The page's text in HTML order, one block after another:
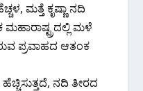
ಮತ್ತೆ ಕೃಷ್ಣಾ ನದಿ
ಮಹಾರಾಷ್ಟ್ರದಲ್ಲಿ ಮಳೆ
ಪ್ರವಾಹದ ಆತಂಕ
ನದಿ ತೀರದ